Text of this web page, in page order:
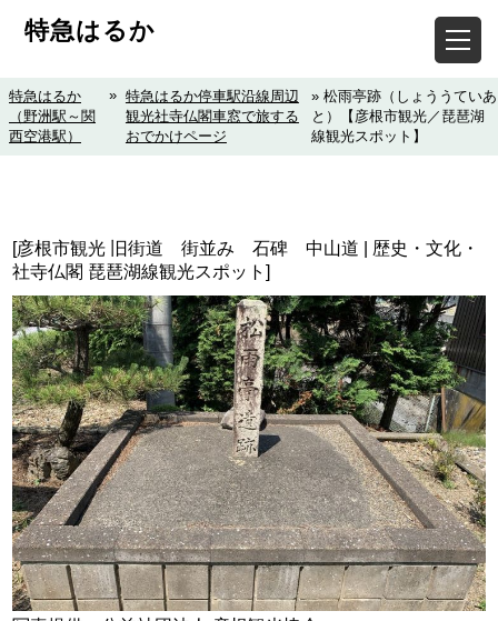
特急はるか
特急はるか
（野洲駅～関
西空港駅）
» 特急はるか停車駅沿線周辺
観光社寺仏閣車窓で旅する
おでかけページ
» 松雨亭跡（しょううていあ
と）【彦根市観光／琵琶湖
線観光スポット】
[彦根市観光 旧街道 街並み 石碑 中山道 | 歴史・文化・
社寺仏閣 琵琶湖線観光スポット]